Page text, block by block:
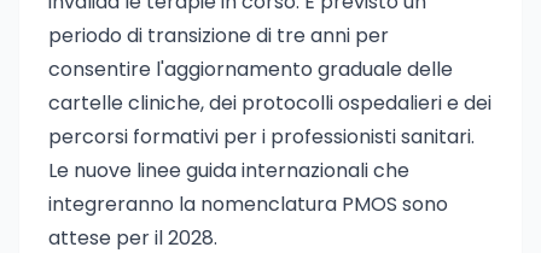
periodo di transizione di tre anni per
consentire l'aggiornamento graduale delle
cartelle cliniche, dei protocolli ospedalieri e dei
percorsi formativi per i professionisti sanitari.
Le nuove linee guida internazionali che
integreranno la nomenclatura PMOS sono
attese per il 2028.